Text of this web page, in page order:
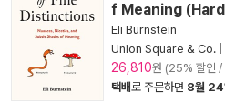
f Meaning
Eli Burnstein
Union Square & Co.
26,810원 (25% 할인
택배로 주문하면 8월 24